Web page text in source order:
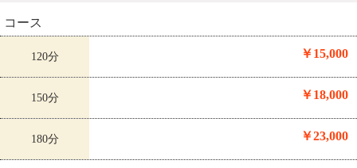
コース
120分 ￥15,000
150分 ￥18,000
180分 ￥23,000